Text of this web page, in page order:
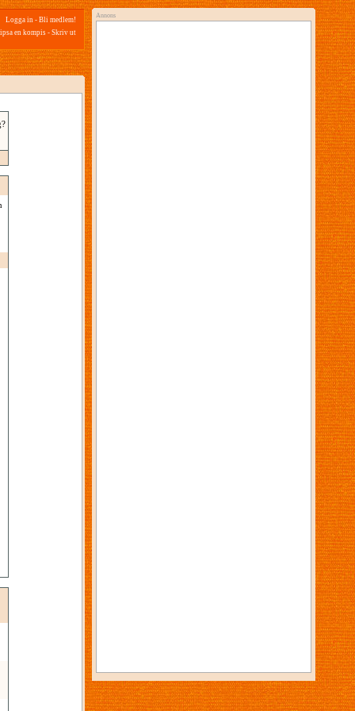
Logga in - Bli medlem!
en kompis - Skriv ut
Annons